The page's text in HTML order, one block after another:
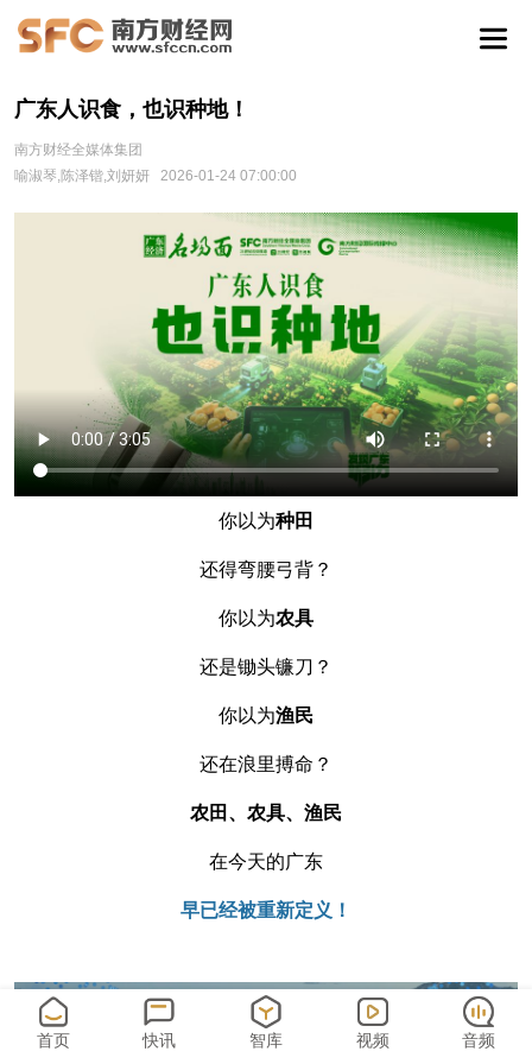
广东人识食，也识种地！
南方财经全媒体集团
喻淑琴,陈泽锴,刘妍妍
2026-01-24 07:00:00
你以为种田
还得弯腰弓背？
你以为农具
还是锄头镰刀？
你以为渔民
还在浪里搏命？
农田、农具、渔民
在今天的广东
早已经被重新定义！
首页 快讯 智库 视频 音频